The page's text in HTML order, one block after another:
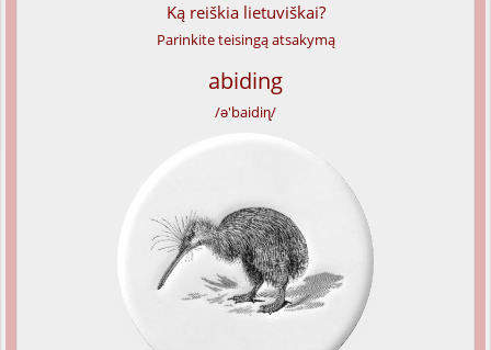
Ką reiškia lietuviškai?
Parinkite teisingą atsakymą
abiding
/ə'baidiɳ/